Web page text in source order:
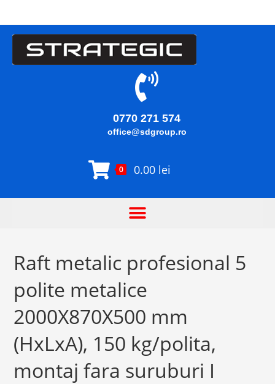
0770 271 574
office@sdgroup.ro
0 0.00 lei
Raft metalic profesional 5
polite metalice
2000X870X500 mm
(HxLxA), 150 kg/polita,
montaj fara suruburi I